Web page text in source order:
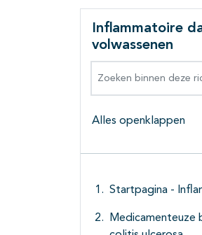
Inflammatoire
volwassenen
Alles openklappen
Startpagina -
Medicamenteuze